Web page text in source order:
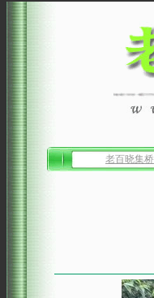
老百晓集桥